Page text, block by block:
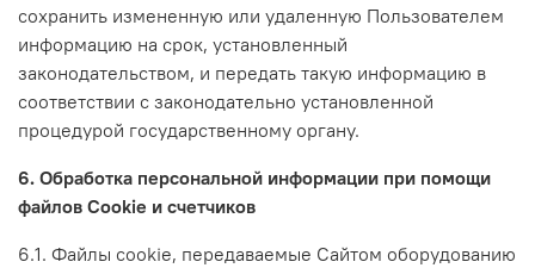
сохранить измененную или удаленную Пользователем
информацию на срок, установленный
законодательством, и передать такую информацию в
соответствии с законодательно установленной
процедурой государственному органу.
6. Обработка персональной информации при помощи
файлов Cookie и счетчиков
6.1. Файлы cookie, передаваемые Сайтом оборудованию